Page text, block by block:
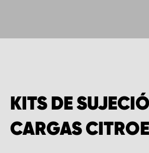
KITS DE
CARGAS